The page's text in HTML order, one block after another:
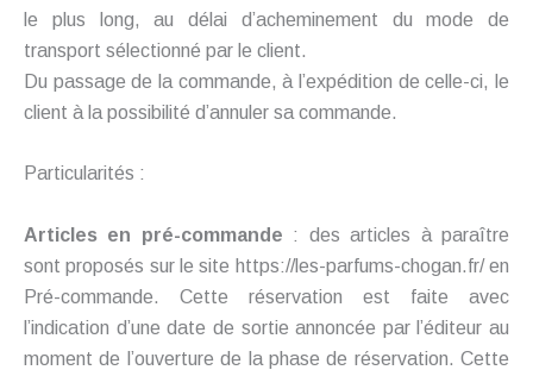
le plus long, au délai d’acheminement du mode de
transport sélectionné par le client.
Du passage de la commande, à l’expédition de celle-ci, le
client à la possibilité d’annuler sa commande.
Particularités :
Articles en pré-commande : des articles à paraître
sont proposés sur le site https://les-parfums-chogan.fr/ en
Pré-commande. Cette réservation est faite avec
l’indication d’une date de sortie annoncée par l’éditeur au
moment de l’ouverture de la phase de réservation. Cette